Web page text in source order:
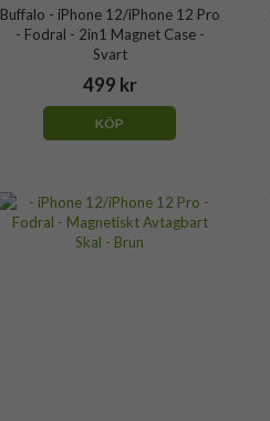
Buffalo - iPhone 12/iPhone 12 Pro
- Fodral - 2in1 Magnet Case -
Svart
499 kr
KÖP